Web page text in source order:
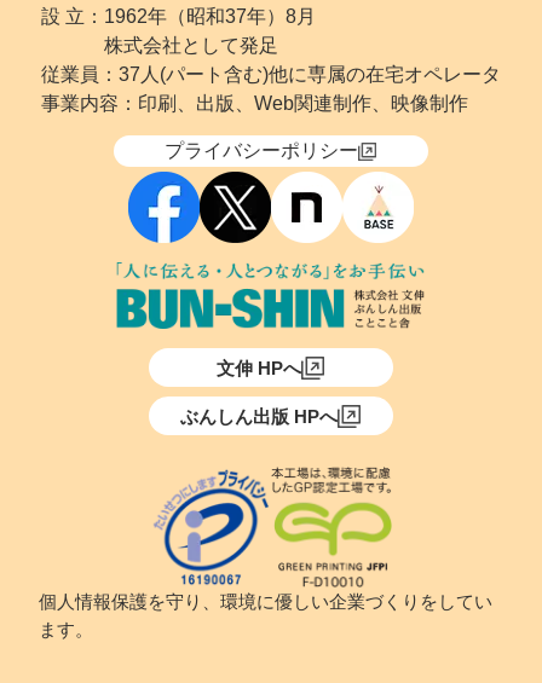
設 立： 1962年（昭和37年）8月
株式会社として発足
従業員：37人(パート含む)他に専属の在宅オペレータ
事業内容：印刷、出版、Web関連制作、映像制作
プライバシーポリシー
文伸 HPへ
ぶんしん出版 HPへ
個人情報保護を守り、環境に優しい企業づくりをしてい
ます。